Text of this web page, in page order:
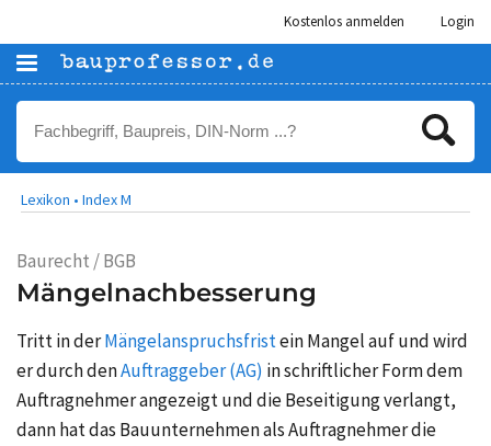
Kostenlos anmelden Login
Lexikon • Index M
Baurecht / BGB
Mängelnachbesserung
Tritt in derMängelanspruchsfristein Mangel auf und wird
er durch denAuftraggeber (AG) in schriftlicher Form dem
Auftragnehmer angezeigt und die Beseitigung verlangt,
dann hat das Bauunternehmen als Auftragnehmer die